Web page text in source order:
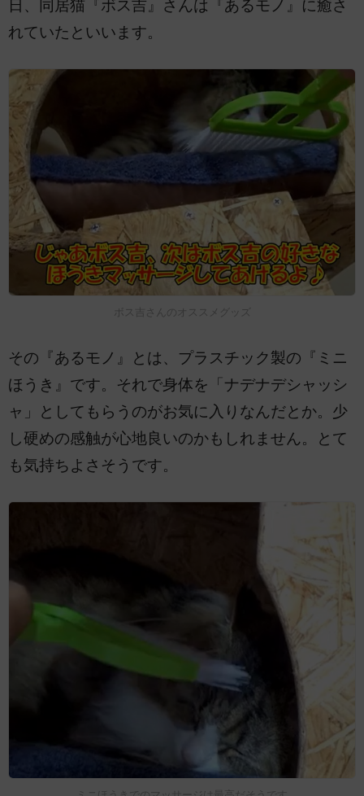
日、同居猫『ボス吉』さんは『あるモノ』に癒さ
れていたといいます。
ボス吉さんのオススメグッズ
その『あるモノ』とは、プラスチック製の『ミニ
ほうき』です。それで身体を「ナデナデシャッシ
ャ」としてもらうのがお気に入りなんだとか。少
し硬めの感触が心地良いのかもしれません。とて
も気持ちよさそうです。